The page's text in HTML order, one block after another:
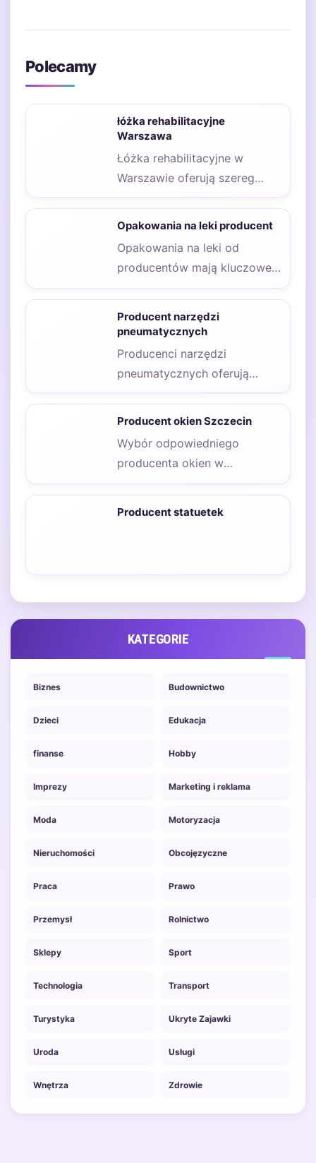
Polecamy
łóżka rehabilitacyjne
Warszawa
Łóżka rehabilitacyjne w
Warszawie oferują szereg
korzyści, które mogą
Opakowania na leki producent
Opakowania na leki od
producentów mają kluczowe
znaczenie dla bezpieczeństwa
farmaceutyków. Przede
wszystkim…
Producent narzędzi
pneumatycznych
Producenci narzędzi
pneumatycznych oferują
szeroki asortyment
branżach, od budownictwa…
Producent okien Szczecin
Wybór odpowiedniego
producenta okien w
Szczecinie jest kluczowy dla
Producent statuetek
KATEGORIE
Biznes Budownictwo
Dzieci Edukacja
finanse Hobby
Imprezy Marketing i reklama
Moda Motoryzacja
Nieruchomości Obcojęzyczne
Praca Prawo
Przemysł Rolnictwo
Sklepy Sport
Technologia Transport
Turystyka Ukryte Zajawki
Uroda Usługi
Wnętrza Zdrowie